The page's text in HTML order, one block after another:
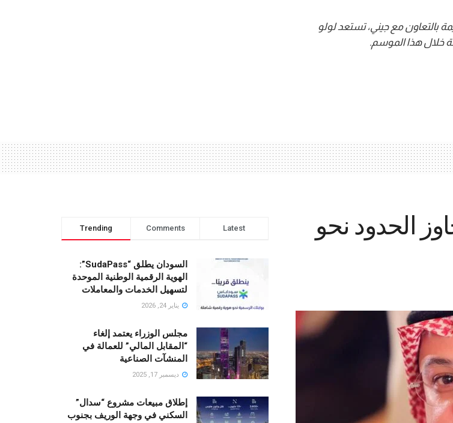
بالتعاون مع جيني، تستعد لولو
خلال هذا الموسم.
الحدود نحو
Trending Comments Latest
السودان يطلق “SudaPass”:
الهوية الرقمية الوطنية الموحدة
لتسهيل الخدمات والمعاملات
يناير 24, 2026
مجلس الوزراء يعتمد إلغاء
“المقابل المالي” للعمالة في
المنشآت الصناعية
ديسمبر 17, 2025
إطلاق مبيعات مشروع “سدال”
السكني في وجهة الوريف بجنوب